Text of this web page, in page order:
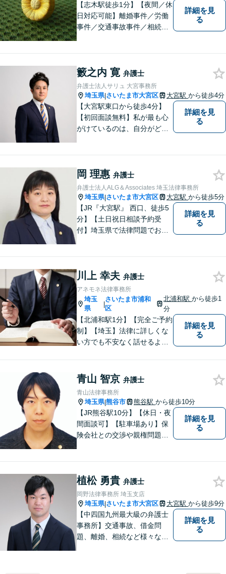
【志木駅徒歩1分】【夜間／休
日対応可能】離婚事件／労働
事件／交通事故事件／相続事
律相談・打ち合わせに力を入
れています。【万全のコロナ
対策】お気軽にご相談くださ
い。
詳細を見
る
籔之内 寛 弁護士
弁護士法人サリュ 大宮事務所
埼玉県|さいたま市大宮区 大宮駅 から徒歩4分
【大宮駅東口から徒歩4分】
【初回面談無料】私が最も心
がけているのは、自分がどん
れた方たちにとって最もいい
筋道を示していきたいです。
我々とともに解決していきま
しょう。
詳細を見
る
岡 理惠 弁護士
弁護士法人ALG＆Associates 埼玉法律事務所
埼玉県|さいたま市大宮区 大宮駅 から徒歩5分
【JR『大宮駅』 西口、徒歩5
分】【土日祝日相談予約受
付】埼玉県で法律問題でお困
にご相談ください。
詳細を見
る
川上 幸夫 弁護士
アネモネ法律事務所
埼玉
県
|
さいたま市浦和
区
北浦和駅から徒歩1
分
【北浦和駅1分】【完全ご予約
制】【埼玉】法律に詳しくな
い方でも不安なく話せるよ
く感じがちな法律問題も、少
しずつ一緒に整理していきま
しょう。
詳細を見
る
青山 智京 弁護士
青山法律事務所
埼玉県|熊谷市 熊谷駅 から徒歩10分
【JR熊谷駅10分】【休日・夜
間面談可】【駐車場あり】保
険会社との交渉や親権問題、
が高い」と感じる方も、まず
はお気持ちをお聞かせくださ
い。
詳細を見
る
植松 勇貴 弁護士
岡野法律事務所 埼玉支店
埼玉県|さいたま市大宮区 大宮駅 から徒歩9分
【中四国九州最大級の弁護士
事務所】交通事故、借金問
題、離婚、相続など様々な問
詳細を見
る